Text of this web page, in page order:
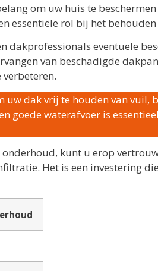
om uw huis te
essentiële rol bij het
dakprofessionals eventuele
van beschadigde
uw dak vrij te houden van vuil,
goede waterafvoer is
kunt u erop
Het is een investering